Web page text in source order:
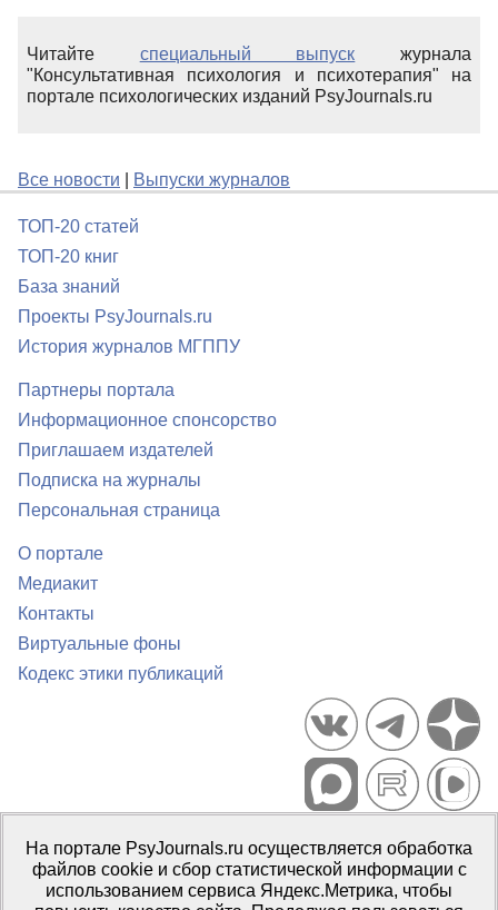
Читайте специальный выпуск журнала
"Консультативная психология и психотерапия" на
портале психологических изданий PsyJournals.ru
Все новости Выпуски журналов
ТОП-20 статей
ТОП-20 книг
База знаний
Проекты PsyJournals.ru
История журналов МГППУ
Партнеры портала
Информационное спонсорство
Приглашаем издателей
Подписка на журналы
Персональная страница
О портале
Медиакит
Контакты
Виртуальные фоны
Кодекс этики публикаций
Портал психологических изданий PsyJournals.ru, 2007–2026
Правила использования материалов
Свидетельство регистрации СМИЭл № ФС77-66447 от 14 июля
2016 г.
На портале PsyJournals.ru осуществляется обработка
файлов cookie и сбор статистической информации с
использованием сервиса Яндекс.Метрика, чтобы